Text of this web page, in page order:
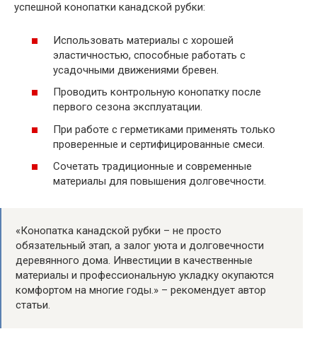
успешной конопатки канадской рубки:
Использовать материалы с хорошей
эластичностью, способные работать с
усадочными движениями бревен.
Проводить контрольную конопатку после
первого сезона эксплуатации.
При работе с герметиками применять только
проверенные и сертифицированные смеси.
Сочетать традиционные и современные
материалы для повышения долговечности.
«Конопатка канадской рубки – не просто
обязательный этап, а залог уюта и долговечности
деревянного дома. Инвестиции в качественные
материалы и профессиональную укладку окупаются
комфортом на многие годы.» – рекомендует автор
статьи.